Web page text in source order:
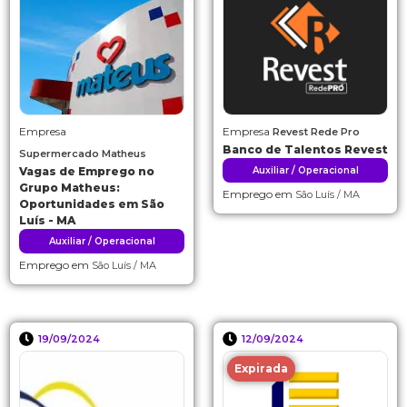
Empresa
Supermercado Matheus
Vagas de Emprego no
Grupo Matheus:
Oportunidades em São
Luís - MA
Auxiliar / Operacional
Emprego em São Luís / MA
Empresa Revest Rede Pro
Banco de Talentos Revest
Auxiliar / Operacional
Emprego em São Luís / MA
19/09/2024 12/09/2024
Expirada